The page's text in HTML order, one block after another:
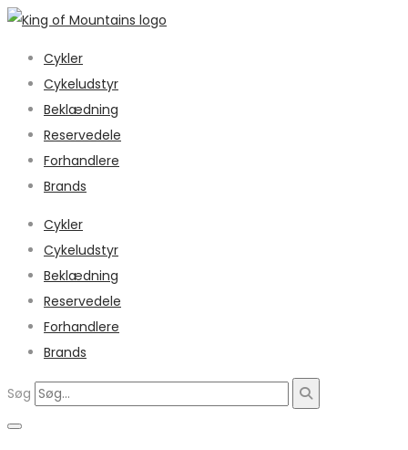
Cykler
Cykeludstyr
Beklædning
Reservedele
Forhandlere
Brands
Cykler
Cykeludstyr
Beklædning
Reservedele
Forhandlere
Brands
Søg